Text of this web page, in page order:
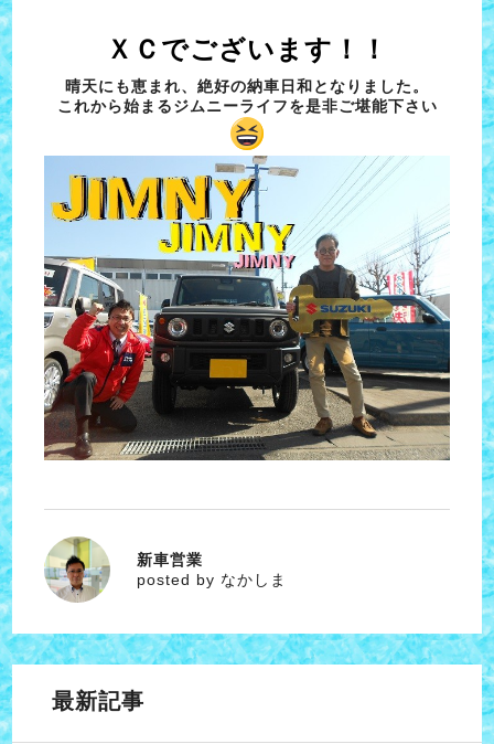
ＸＣでございます！！
晴天にも恵まれ、絶好の納車日和となりました。
これから始まるジムニーライフを是非ご堪能下さい
なかしま
新車営業
posted by なかしま
最新記事